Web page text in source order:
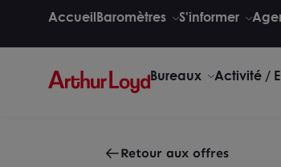
AccueilBaromètres S'informer
Bureaux Activité /
Retour aux offres